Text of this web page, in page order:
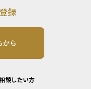
録
から
談したい方